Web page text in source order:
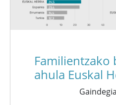
Familientzako
ahula Euskal